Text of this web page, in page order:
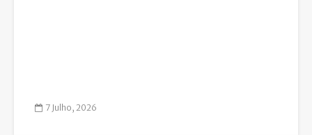
7 Julho, 2026